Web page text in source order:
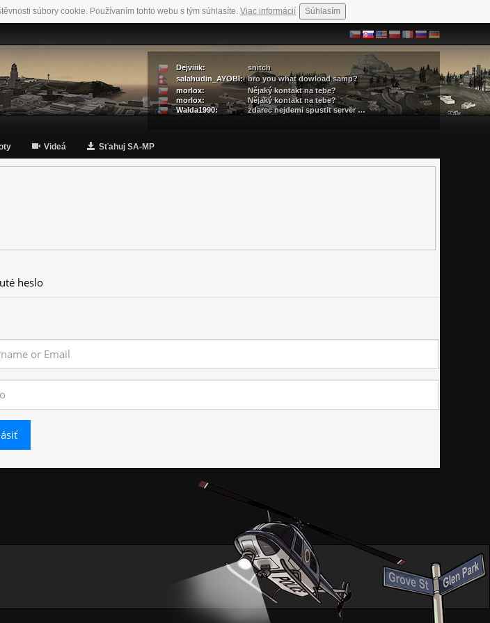
súbory cookie. Používaním tohto webu s tým súhlasíte. Viac informácií Súhlasím
Dejviiik:
snitch
salahudin_AYOBI: bro you what dowload samp?
morlox:
Nějaký kontakt na tebe?
morlox:
Nějaký kontakt na tebe?
Walda1990:
zdarec nejdemi spustit server …
Videá Sťahuj SA-MP
heslo